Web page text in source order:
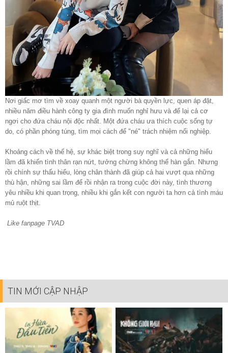
Nơi giấc mơ tìm về xoay quanh một người bà quyền lực, quen áp đặt,
nhiều năm điều hành công ty gia đình muốn nghỉ hưu và để lại cả cơ
ngơi cho đứa cháu nội độc nhất. Một đứa cháu ưa thích cuộc sống tự
do, có phần phóng túng, tìm mọi cách để "né" trách nhiệm nối nghiệp.
Khoảng cách về thế hệ, sự khác biệt trong suy nghĩ và cả những hiểu
lầm đã khiến tình thân rạn nứt, tưởng chừng không thể hàn gắn. Nhưng
rồi chính sự thấu hiểu, lòng chân thành đã giúp cả hai vượt qua những
thù hận, những sai lầm để rồi nhận ra trong cuộc đời này, tình thương
yêu nhiều khi quan trọng, nhiều khi gắn kết con người ta hơn cả tình máu
mủ ruột thịt.
Like fanpage TVAD
TIN MỚI CẬP NHẬP